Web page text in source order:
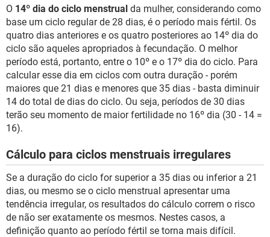
O 14º dia do ciclo menstrual da mulher, considerando como
base um ciclo regular de 28 dias, é o período mais fértil. Os
quatro dias anteriores e os quatro posteriores ao 14º dia do
ciclo são aqueles apropriados à fecundação. O melhor
período está, portanto, entre o 10º e o 17º dia do ciclo. Para
calcular esse dia em ciclos com outra duração - porém
maiores que 21 dias e menores que 35 dias - basta diminuir
14 do total de dias do ciclo. Ou seja, períodos de 30 dias
terão seu momento de maior fertilidade no 16º dia (30 - 14 =
16).
Cálculo para ciclos menstruais irregulares
Se a duração do ciclo for superior a 35 dias ou inferior a 21
dias, ou mesmo se o ciclo menstrual apresentar uma
tendência irregular, os resultados do cálculo correm o risco
de não ser exatamente os mesmos. Nestes casos, a
definição quanto ao período fértil se torna mais difícil.